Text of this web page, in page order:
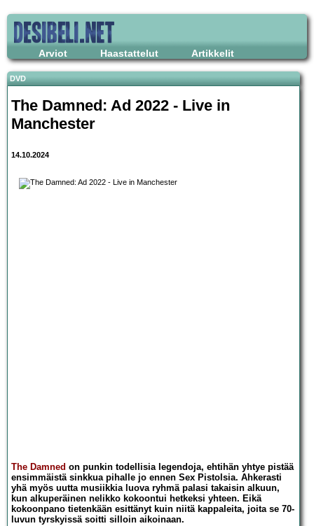
Arviot Haastattelut Artikkelit
DVD
The Damned: Ad 2022 - Live in
Manchester
14.10.2024
The Damned on punkin todellisia legendoja, ehtihän yhtye pistää
ensimmäistä sinkkua pihalle jo ennen Sex Pistolsia. Ahkerasti
yhä myös uutta musiikkia luova ryhmä palasi takaisin alkuun,
kun alkuperäinen nelikko kokoontui hetkeksi yhteen. Eikä
kokoonpano tietenkään esittänyt kuin niitä kappaleita, joita se 70-
luvun tyrskyissä soitti silloin aikoinaan.